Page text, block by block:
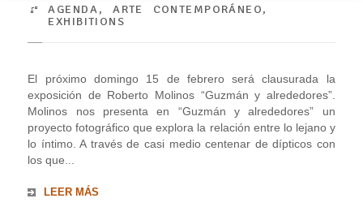
AGENDA,ARTE CONTEMPORÁNEO,
EXHIBITIONS
El próximo domingo 15 de febrero será clausurada la
exposición de Roberto Molinos “Guzmán y alrededores”.
Molinos nos presenta en “Guzmán y alrededores” un
proyecto fotográfico que explora la relación entre lo lejano y
lo íntimo. A través de casi medio centenar de dípticos con
los que...
LEER MÁS